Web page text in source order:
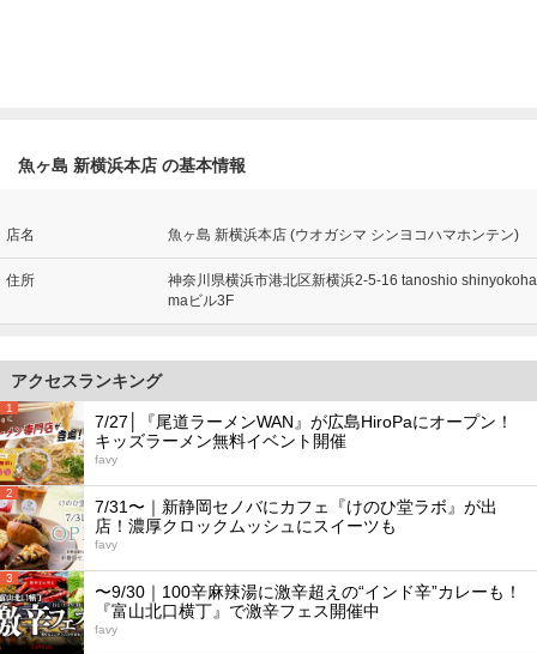
魚ヶ島 新横浜本店 の基本情報
店名 魚ヶ島 新横浜本店 (ウオガシマ シンヨコハマホンテン)
住所
神奈川県横浜市港北区新横浜2-5-16 tanoshio shinyokoha
maビル3F
アクセスランキング
1
7/27│『尾道ラーメンWAN』が広島HiroPaにオープン！
キッズラーメン無料イベント開催
favy
2
7/31〜｜新静岡セノバにカフェ『けのひ堂ラボ』が出
店！濃厚クロックムッシュにスイーツも
favy
3
〜9/30｜100辛麻辣湯に激辛超えの“インド辛”カレーも！
『富山北口横丁』で激辛フェス開催中
favy